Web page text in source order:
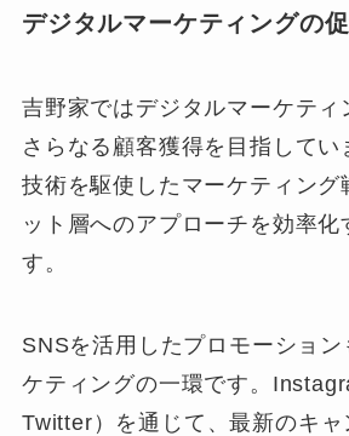
デジタルマーケティングの
吉野家ではデジタルマーケティ
さらなる顧客獲得を目指してい
技術を駆使したマーケティング
ット層へのアプローチを効率
す。
SNSを活用したプロモーショ
ケティングの一環です。
Twitter）を通じて、最新のキャ